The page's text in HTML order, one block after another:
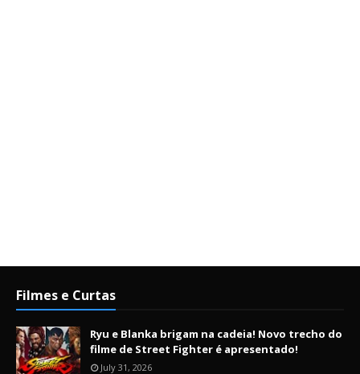
Filmes e Curtas
Ryu e Blanka brigam na cadeia! Novo trecho do
filme de Street Fighter é apresentado!
July 31, 2026